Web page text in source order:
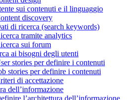
sui contenuti e il linguaggio
discovery
di ricerca (search keywords)
tramite analytics
sui forum
ai bisogni degli utenti
stories per definire i contenuti
stories per definire i contenuti
di accettazione
dell’informazione
l’architettura dell’informazione